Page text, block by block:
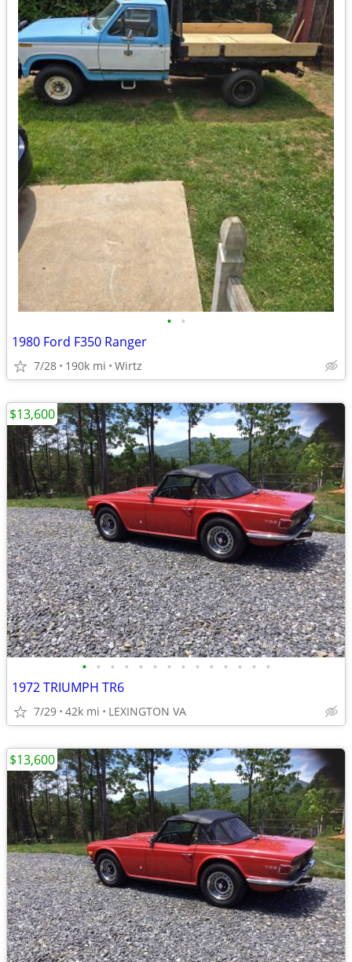
• •
1980 Ford F350 Ranger
7/28 190k mi Wirtz
• • • • • • • • • • • • • •
1972 TRIUMPH TR6
7/29 42k mi LEXINGTON VA
$13,600
$13,600